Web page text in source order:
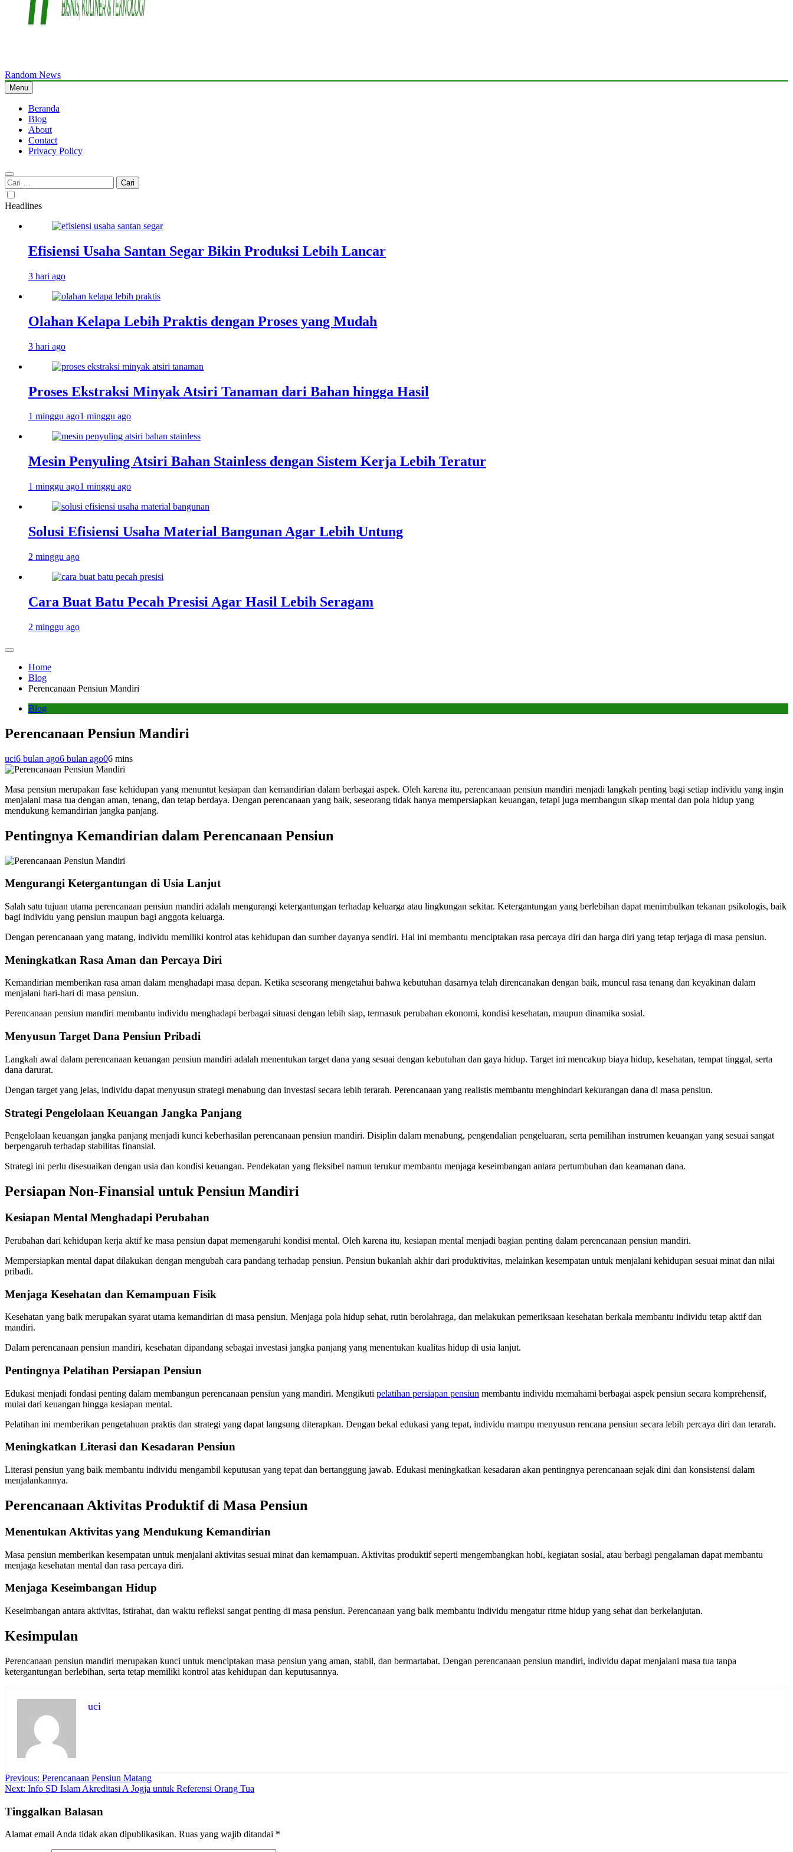
WriteMyPaperme.com
Bisnis, Kuliner, Teknologi
Random News
Menu
Beranda
Blog
About
Contact
Privacy Policy
Cari
untuk:
Headlines
Efisiensi Usaha Santan Segar Bikin Produksi Lebih Lancar
3 hari ago
Olahan Kelapa Lebih Praktis dengan Proses yang Mudah
3 hari ago
Proses Ekstraksi Minyak Atsiri Tanaman dari Bahan hingga Hasil
1 minggu ago1 minggu ago
Mesin Penyuling Atsiri Bahan Stainless dengan Sistem Kerja Lebih Teratur
1 minggu ago1 minggu ago
Solusi Efisiensi Usaha Material Bangunan Agar Lebih Untung
2 minggu ago
Cara Buat Batu Pecah Presisi Agar Hasil Lebih Seragam
2 minggu ago
Home
Blog
Perencanaan Pensiun Mandiri
Blog
Perencanaan Pensiun Mandiri
uci6 bulan ago6 bulan ago06 mins
Masa pensiun merupakan fase kehidupan yang menuntut kesiapan dan kemandirian dalam berbagai aspek. Oleh karena itu, perencanaan pensiun mandiri menjadi langkah penting bagi setiap individu yang ingin
menjalani masa tua dengan aman, tenang, dan tetap berdaya. Dengan perencanaan yang baik, seseorang tidak hanya mempersiapkan keuangan, tetapi juga membangun sikap mental dan pola hidup yang
mendukung kemandirian jangka panjang.
Pentingnya Kemandirian dalam Perencanaan Pensiun
Mengurangi Ketergantungan di Usia Lanjut
Salah satu tujuan utama perencanaan pensiun mandiri adalah mengurangi ketergantungan terhadap keluarga atau lingkungan sekitar. Ketergantungan yang berlebihan dapat menimbulkan tekanan psikologis, baik
bagi individu yang pensiun maupun bagi anggota keluarga.
Dengan perencanaan yang matang, individu memiliki kontrol atas kehidupan dan sumber dayanya sendiri. Hal ini membantu menciptakan rasa percaya diri dan harga diri yang tetap terjaga di masa pensiun.
Meningkatkan Rasa Aman dan Percaya Diri
Kemandirian memberikan rasa aman dalam menghadapi masa depan. Ketika seseorang mengetahui bahwa kebutuhan dasarnya telah direncanakan dengan baik, muncul rasa tenang dan keyakinan dalam
menjalani hari-hari di masa pensiun.
Perencanaan pensiun mandiri membantu individu menghadapi berbagai situasi dengan lebih siap, termasuk perubahan ekonomi, kondisi kesehatan, maupun dinamika sosial.
Menyusun Target Dana Pensiun Pribadi
Langkah awal dalam perencanaan keuangan pensiun mandiri adalah menentukan target dana yang sesuai dengan kebutuhan dan gaya hidup. Target ini mencakup biaya hidup, kesehatan, tempat tinggal, serta
dana darurat.
Dengan target yang jelas, individu dapat menyusun strategi menabung dan investasi secara lebih terarah. Perencanaan yang realistis membantu menghindari kekurangan dana di masa pensiun.
Strategi Pengelolaan Keuangan Jangka Panjang
Pengelolaan keuangan jangka panjang menjadi kunci keberhasilan perencanaan pensiun mandiri. Disiplin dalam menabung, pengendalian pengeluaran, serta pemilihan instrumen keuangan yang sesuai sangat
berpengaruh terhadap stabilitas finansial.
Strategi ini perlu disesuaikan dengan usia dan kondisi keuangan. Pendekatan yang fleksibel namun terukur membantu menjaga keseimbangan antara pertumbuhan dan keamanan dana.
Persiapan Non-Finansial untuk Pensiun Mandiri
Kesiapan Mental Menghadapi Perubahan
Perubahan dari kehidupan kerja aktif ke masa pensiun dapat memengaruhi kondisi mental. Oleh karena itu, kesiapan mental menjadi bagian penting dalam perencanaan pensiun mandiri.
Mempersiapkan mental dapat dilakukan dengan mengubah cara pandang terhadap pensiun. Pensiun bukanlah akhir dari produktivitas, melainkan kesempatan untuk menjalani kehidupan sesuai minat dan nilai
pribadi.
Menjaga Kesehatan dan Kemampuan Fisik
Kesehatan yang baik merupakan syarat utama kemandirian di masa pensiun. Menjaga pola hidup sehat, rutin berolahraga, dan melakukan pemeriksaan kesehatan berkala membantu individu tetap aktif dan
mandiri.
Dalam perencanaan pensiun mandiri, kesehatan dipandang sebagai investasi jangka panjang yang menentukan kualitas hidup di usia lanjut.
Pentingnya Pelatihan Persiapan Pensiun
Edukasi menjadi fondasi penting dalam membangun perencanaan pensiun yang mandiri. Mengikuti pelatihan persiapan pensiun membantu individu memahami berbagai aspek pensiun secara komprehensif,
mulai dari keuangan hingga kesiapan mental.
Pelatihan ini memberikan pengetahuan praktis dan strategi yang dapat langsung diterapkan. Dengan bekal edukasi yang tepat, individu mampu menyusun rencana pensiun secara lebih percaya diri dan terarah.
Meningkatkan Literasi dan Kesadaran Pensiun
Literasi pensiun yang baik membantu individu mengambil keputusan yang tepat dan bertanggung jawab. Edukasi meningkatkan kesadaran akan pentingnya perencanaan sejak dini dan konsistensi dalam
menjalankannya.
Perencanaan Aktivitas Produktif di Masa Pensiun
Menentukan Aktivitas yang Mendukung Kemandirian
Masa pensiun memberikan kesempatan untuk menjalani aktivitas sesuai minat dan kemampuan. Aktivitas produktif seperti mengembangkan hobi, kegiatan sosial, atau berbagi pengalaman dapat membantu
menjaga kesehatan mental dan rasa percaya diri.
Menjaga Keseimbangan Hidup
Keseimbangan antara aktivitas, istirahat, dan waktu refleksi sangat penting di masa pensiun. Perencanaan yang baik membantu individu mengatur ritme hidup yang sehat dan berkelanjutan.
Kesimpulan
Perencanaan pensiun mandiri merupakan kunci untuk menciptakan masa pensiun yang aman, stabil, dan bermartabat. Dengan perencanaan pensiun mandiri, individu dapat menjalani masa tua tanpa
ketergantungan berlebihan, serta tetap memiliki kontrol atas kehidupan dan keputusannya.
uci
Navigasi
pos
Previous: Perencanaan Pensiun Matang
Next: Info SD Islam Akreditasi A Jogja untuk Referensi Orang Tua
Tinggalkan Balasan
Alamat email Anda tidak akan dipublikasikan. Ruas yang wajib ditandai *